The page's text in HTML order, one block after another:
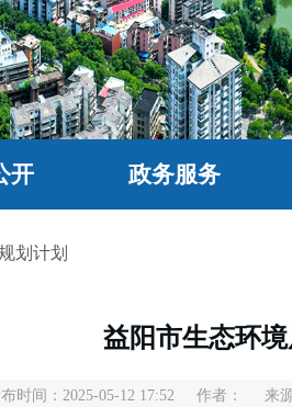
开 政务服务
划计划
益阳市生态环
时间：2025-05-12 17:52 作者： 来